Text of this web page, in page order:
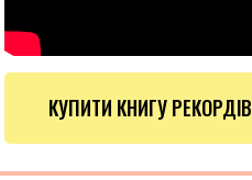
КУПИТИ КНИГУ РЕКОРДІВ